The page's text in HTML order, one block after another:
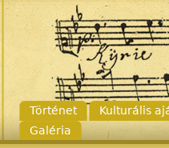
Történet
Kulturális
Galéria